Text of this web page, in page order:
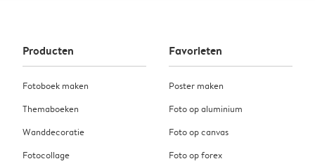
Producten
Fotoboek maken
Themaboeken
Wanddecoratie
Fotocollage
Favorieten
Poster maken
Foto op aluminium
Foto op canvas
Foto op forex